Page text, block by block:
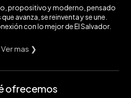
propositivo y moderno, pensado
avanza, se reinventa y se une.
con lo mejor de El Salvador.
Ver mas ❯
ofrecemos